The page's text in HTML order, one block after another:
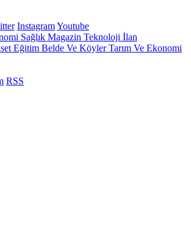
InstagramYoutube
Sağlık Magazin Teknoloji İlan
Eğitim Belde Ve KöylerTarım Ve Ekonomi
RSS